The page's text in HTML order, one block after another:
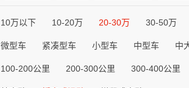
10万以下 10-20万 20-30万 30-50万
微型车 紧凑型车 小型车 中型车 中
100-200公里 200-300公里 300-400公里